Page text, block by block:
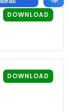
DOWNLOAD
DOWNLOAD